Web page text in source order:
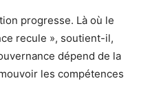
progresse. Là où le
recule », soutient-il,
dépend de la
les compétences